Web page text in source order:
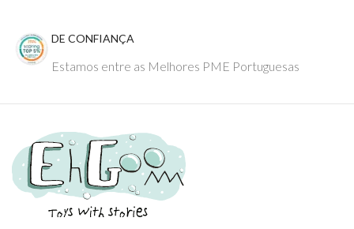
DE CONFIANÇA
Estamos entre as Melhores PME Portuguesas